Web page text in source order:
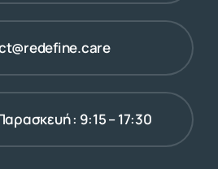
: 9:15 – 17:30